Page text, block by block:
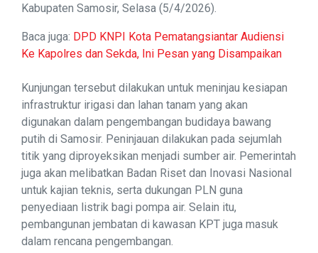
Kabupaten Samosir, Selasa (5/4/2026).
Baca juga: DPD KNPI Kota Pematangsiantar Audiensi
Ke Kapolres dan Sekda, Ini Pesan yang Disampaikan
Kunjungan tersebut dilakukan untuk meninjau kesiapan
infrastruktur irigasi dan lahan tanam yang akan
digunakan dalam pengembangan budidaya bawang
putih di Samosir. Peninjauan dilakukan pada sejumlah
titik yang diproyeksikan menjadi sumber air. Pemerintah
juga akan melibatkan Badan Riset dan Inovasi Nasional
untuk kajian teknis, serta dukungan PLN guna
penyediaan listrik bagi pompa air. Selain itu,
pembangunan jembatan di kawasan KPT juga masuk
dalam rencana pengembangan.